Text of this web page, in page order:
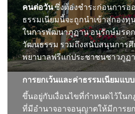
คนต่อวันซึ่งต้องชำระก่อนการอ
ธรรมเนียมนี้จะถูกนำเข้าสู่กองทุ
ในการพัฒนาภูฏาน อนุรักษ์มรด
วัฒนธรรม รวมถึงสนับสนุนการ
พยาบาลฟรีแก่ประชาชนชาวภูฏ
การยกเว้นและค่าธรรมเนียมแบ
ขึ้นอยู่กับเงื่อนไขที่กำหนดไว้ในก
ที่มีอำนาจอาจอนุญาตให้มีการย